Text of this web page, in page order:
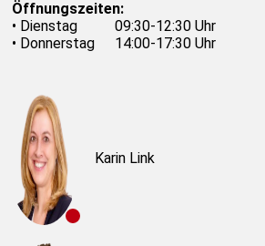
Öffnungszeiten:
• Dienstag
09:30-12:30 Uhr
• Donnerstag 14:00-17:30 Uhr
Karin Link